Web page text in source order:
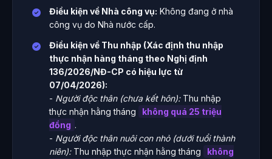
Điều kiện về Nhà công vụ: Không đang ở nhà
công vụ do Nhà nước cấp.
Điều kiện về Thu nhập (Xác định thu nhập
thực nhận hàng tháng theo Nghị định
136/2026/NĐ-CP có hiệu lực từ
07/04/2026):
- Người độc thân (chưa kết hôn):Thu nhập
thực nhận hằng tháng
không quá 25 triệu
đồng .
- Người độc thân nuôi con nhỏ (dưới tuổi thành
niên):Thu nhập thực nhận hằng tháng
không